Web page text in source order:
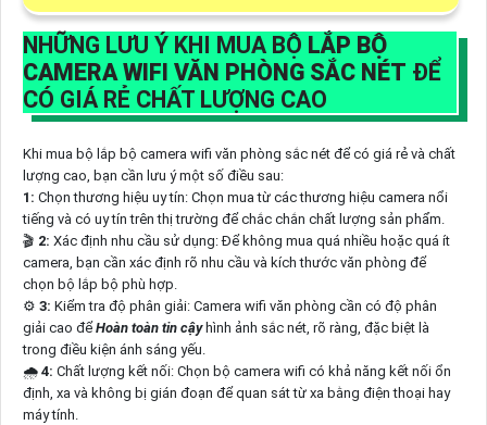
NHỮNG LƯU Ý KHI MUA BỘ LẮP BỘ
CAMERA WIFI VĂN PHÒNG SẮC NÉT ĐỂ
CÓ GIÁ RẺ CHẤT LƯỢNG CAO
Khi mua bộ lắp bộ camera wifi văn phòng sắc nét để có giá rẻ và chất
lượng cao, bạn cần lưu ý một số điều sau:
1: Chọn thương hiệu uy tín: Chọn mua từ các thương hiệu camera nổi
tiếng và có uy tín trên thị trường để chắc chắn chất lượng sản phẩm.
🎬 2: Xác định nhu cầu sử dụng: Để không mua quá nhiều hoặc quá ít
camera, bạn cần xác định rõ nhu cầu và kích thước văn phòng để
chọn bộ lắp bộ phù hợp.
⚙ 3: Kiểm tra độ phân giải: Camera wifi văn phòng cần có độ phân
giải cao để Hoàn toàn tin cậyhình ảnh sắc nét, rõ ràng, đặc biệt là
trong điều kiện ánh sáng yếu.
🌧️ 4: Chất lượng kết nối: Chọn bộ camera wifi có khả năng kết nối ổn
định, xa và không bị gián đoạn để quan sát từ xa bằng điện thoại hay
máy tính.